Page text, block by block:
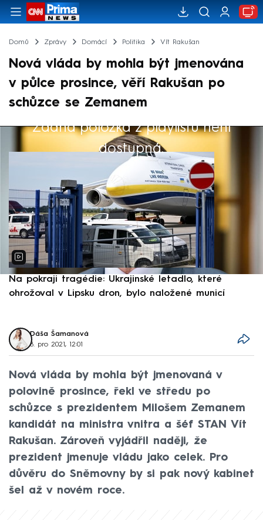
Domů Zprávy Domácí Politika Vít Rakušan
Nová vláda by mohla být jmenována
v půlce prosince, věří Rakušan po
schůzce se Zemanem
Žádná položka z playlistu není
dostupná.
Výběr redakce
Na pokraji tragédie: Ukrajinské letadlo, které
ohrožoval v Lipsku dron, bylo naložené municí
Dáša Šamanová
8. pro 2021, 12:01
Nová vláda by mohla být jmenovaná v
polovině prosince, řekl ve středu po
schůzce s prezidentem Milošem Zemanem
kandidát na ministra vnitra a šéf STAN Vít
Rakušan. Zároveň vyjádřil naději, že
prezident jmenuje vládu jako celek. Pro
důvěru do Sněmovny by si pak nový kabinet
šel až v novém roce.